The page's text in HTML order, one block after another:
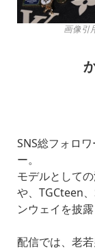
画像引
SNS総フォロ
ー。
モデルとして
や、TGCteen
ンウェイを披露
配信では、老